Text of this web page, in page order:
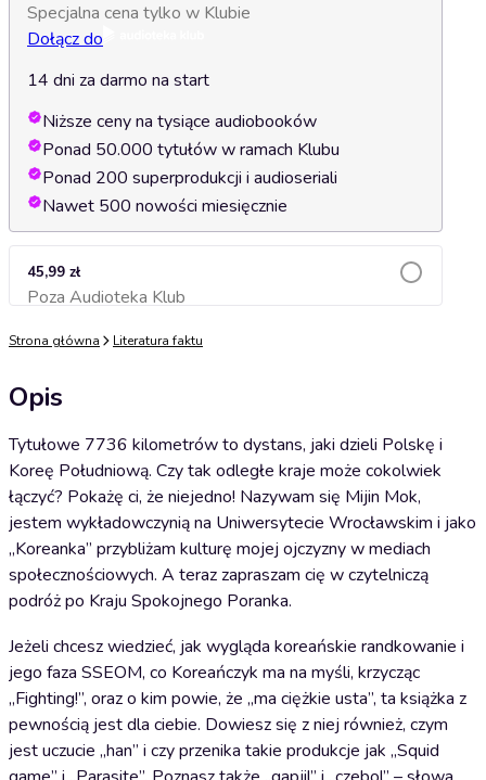
Specjalna cena tylko w Klubie
Dołącz do
14 dni za darmo na start
Niższe ceny na tysiące audiobooków
Ponad 50.000 tytułów w ramach Klubu
Ponad 200 superprodukcji i audioseriali
Nawet 500 nowości miesięcznie
45,99 zł
Poza Audioteka KlubDodaj do koszyka
Strona główna Literatura faktu
Opis
Tytułowe 7736 kilometrów to dystans, jaki dzieli Polskę i
Koreę Południową. Czy tak odległe kraje może cokolwiek
łączyć? Pokażę ci, że niejedno! Nazywam się Mijin Mok,
jestem wykładowczynią na Uniwersytecie Wrocławskim i jako
„Koreanka” przybliżam kulturę mojej ojczyzny w mediach
społecznościowych. A teraz zapraszam cię w czytelniczą
podróż po Kraju Spokojnego Poranka.
Jeżeli chcesz wiedzieć, jak wygląda koreańskie randkowanie i
jego faza SSEOM, co Koreańczyk ma na myśli, krzycząc
„Fighting!”, oraz o kim powie, że „ma ciężkie usta”, ta książka z
pewnością jest dla ciebie. Dowiesz się z niej również, czym
jest uczucie „han” i czy przenika takie produkcje jak „Squid